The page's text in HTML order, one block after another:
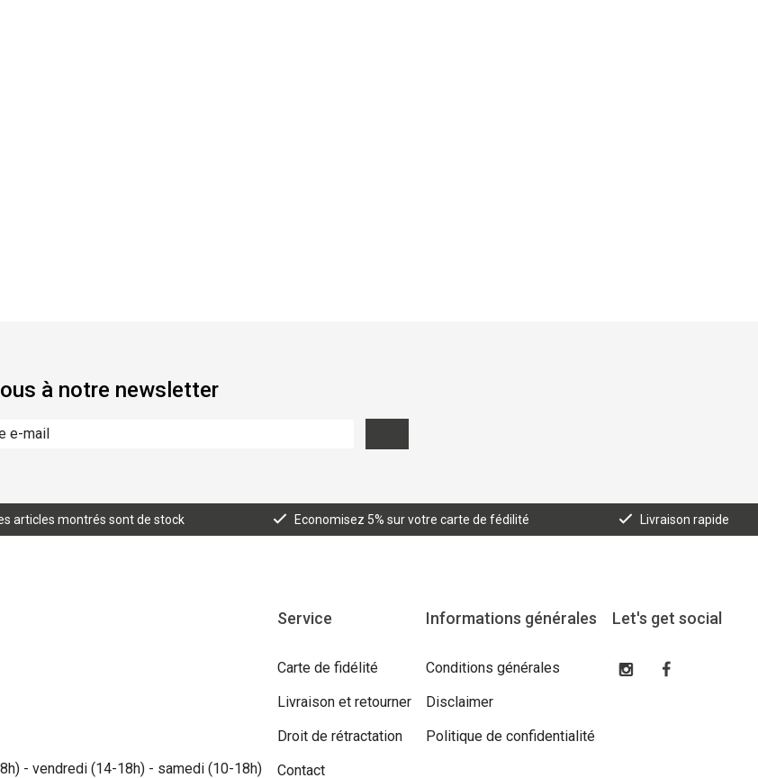
à notre newsletter
articles montrés sont de stock Economisez 5% sur votre carte de fédilité Livraison rapide
- vendredi (14-18h) - samedi (10-18h)
Service
Carte de fidélité
Livraison et retourner
Droit de rétractation
Contact
Informations générales
Conditions générales
Disclaimer
Politique de confidentialité
Let's get social